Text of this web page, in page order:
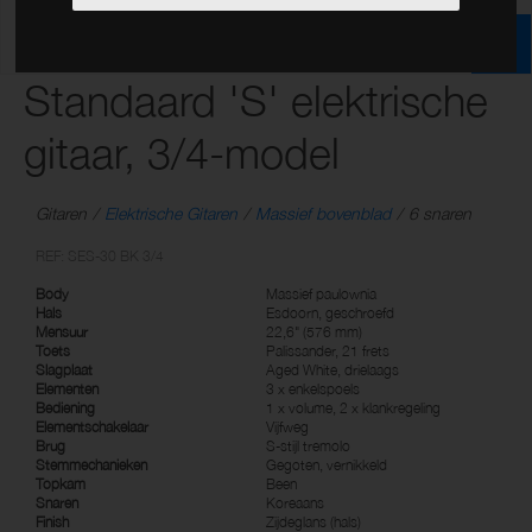
Standaard 'S' elektrische
gitaar, 3/4-model
Gitaren Elektrische Gitaren Massief bovenblad 6 snaren
Body
Massief paulownia
Hals
Esdoorn, geschroefd
Mensuur
22,6" (576 mm)
Toets
Palissander, 21 frets
Slagplaat
Aged White, drielaags
Elementen
3 x enkelspoels
Bediening
1 x volume, 2 x klankregeling
Elementschakelaar
Vijfweg
Brug
S-stijl tremolo
Stemmechanieken
Gegoten, vernikkeld
Topkam
Been
Snaren
Koreaans
Finish
Zijdeglans (hals)